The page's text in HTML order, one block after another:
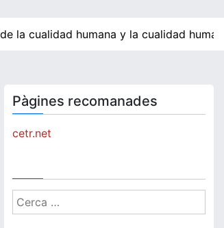
la cualidad humana y la cualidad
Pàgines recomanades
cetr.net
Cerca: